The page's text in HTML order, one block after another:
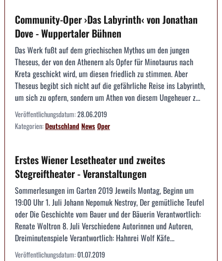
Community-Oper ›Das Labyrinth‹ von Jonathan
Dove - Wuppertaler Bühnen
Das Werk fußt auf dem griechischen Mythos um den jungen
Theseus, der von den Athenern als Opfer für Minotaurus nach
Kreta geschickt wird, um diesen friedlich zu stimmen. Aber
Theseus begibt sich nicht auf die gefährliche Reise ins Labyrinth,
um sich zu opfern, sondern um Athen von diesem Ungeheuer z...
Veröffentlichungsdatum:28.06.2019
Kategorien:DeutschlandNewsOper
Erstes Wiener Lesetheater und zweites
Stegreiftheater - Veranstaltungen
Sommerlesungen im Garten 2019 Jeweils Montag, Beginn um
19:00 Uhr 1. Juli Johann Nepomuk Nestroy, Der gemütliche Teufel
oder Die Geschichte vom Bauer und der Bäuerin Verantwortlich:
Renate Woltron 8. Juli Verschiedene Autorinnen und Autoren,
Dreiminutenspiele Verantwortlich: Hahnrei Wolf Käfe...
Veröffentlichungsdatum:01.07.2019